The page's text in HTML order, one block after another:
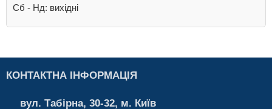
Cб - Нд: вихідні
КОНТАКТНА ІНФОРМАЦІЯ
вул. Табірна, 30-32, м. Київ